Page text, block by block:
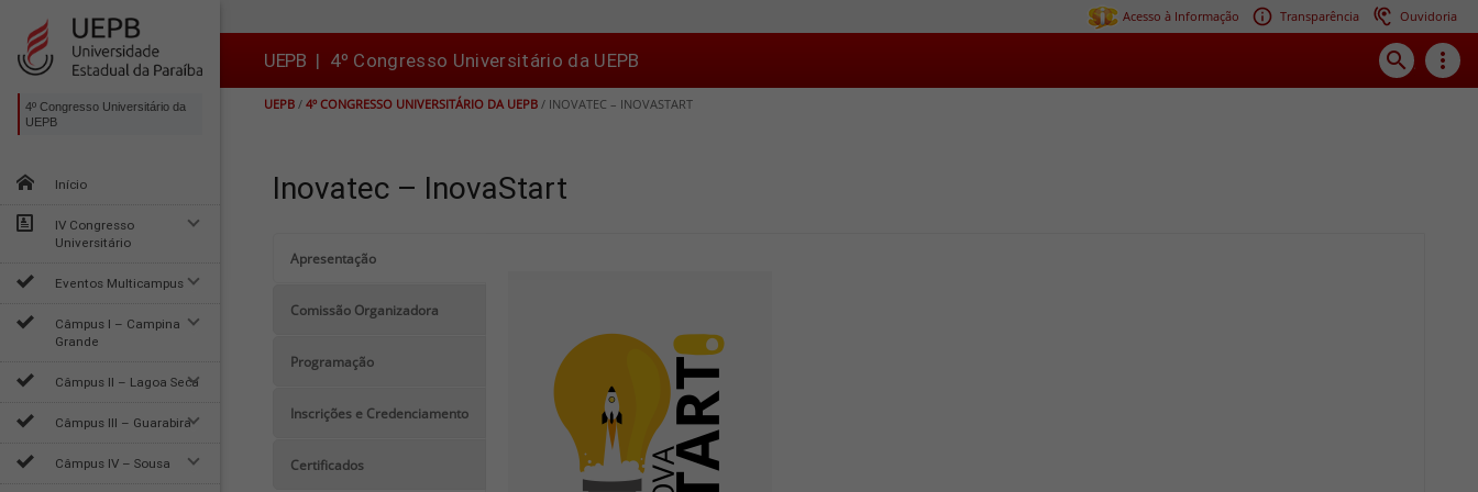
para
conteúdo
para
menu
para
busca
para
rodapé

Acesso à Informação Transparência Ouvidoria
UEPB | 4º Congresso Universitário da UEPB search more_vert
UEPB / 4º CONGRESSO UNIVERSITÁRIO DA UEPB / INOVATEC – INOVASTART
4º Congresso Universitário da
UEPB
Início
IV Congresso
Universitário
Eventos Multicampus
Câmpus I – Campina
Grande
Câmpus II – Lagoa Seca
Câmpus III – Guarabira
Câmpus IV – Sousa
Inovatec – InovaStart
Apresentação
Comissão Organizadora
Programação
Inscrições e Credenciamento
Certificados